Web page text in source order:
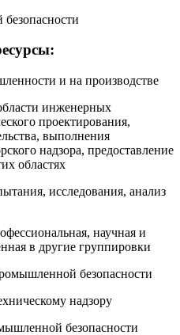
и на производстве
инженерных
проектирования,
выполнения
надзора, предоставление
областях
исследования, анализ
научная и
в другие группировки
безопасности
надзору
безопасности